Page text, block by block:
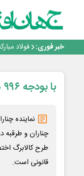
خبر فوری:
تداوم صعود مس
فولاد در
افتتاح
گفتگو با
تداوم صعود مس
فولاد دربا بودجه ۹۹۶ همتی، افزایش رقم کالابرگ تکلیف قانونی است
طرح کالابرگ
قانونی است.